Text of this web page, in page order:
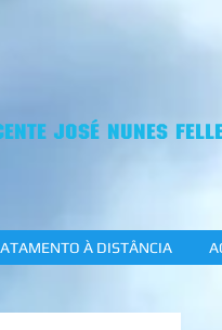
JOSÉ NUNES
À DISTÂNCIA